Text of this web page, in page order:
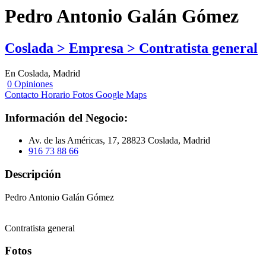
Pedro Antonio Galán Gómez
Coslada > Empresa > Contratista general
En Coslada, Madrid
0 Opiniones
Contacto Horario Fotos Google Maps
Información del Negocio:
Av. de las Américas, 17, 28823 Coslada, Madrid
916 73 88 66
Descripción
Pedro Antonio Galán Gómez
Contratista general
Fotos